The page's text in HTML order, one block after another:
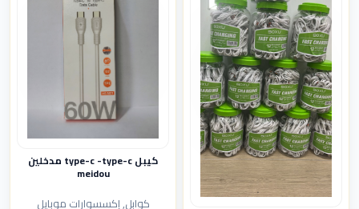
كيبل type-c -type-c مدخلين
meidou
كوابل, إكسسوارات موبايل